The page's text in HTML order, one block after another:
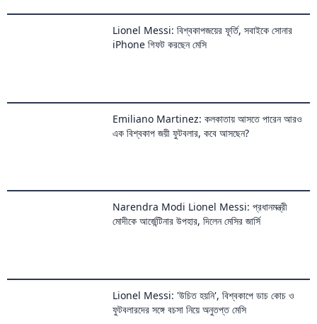
Lionel Messi: বিশ্বকাপজয়ের ফূর্তি, সবাইকে সোনার
iPhone গিফট করছেন মেসি
Emiliano Martinez: কলকাতায় আসতে পারেন আরও
এক বিশ্বকাপ জয়ী ফুটবলার, কবে আসছেন?
Narendra Modi Lionel Messi: প্রধানমন্ত্রী
মোদীকে আর্জেন্টিনার উপহার, দিলেন মেসির জার্সি
Lionel Messi: 'উচিত হয়নি', বিশ্বকাপে ডাচ কোচ ও
ফুটবলারদের সঙ্গে বচসা নিয়ে অনুতপ্ত মেসি